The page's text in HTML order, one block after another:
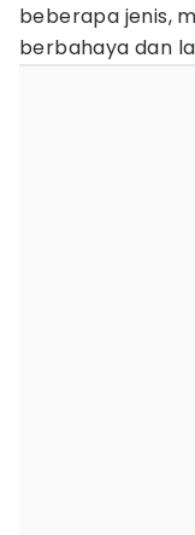
beberapa jenis,
berbahaya dan